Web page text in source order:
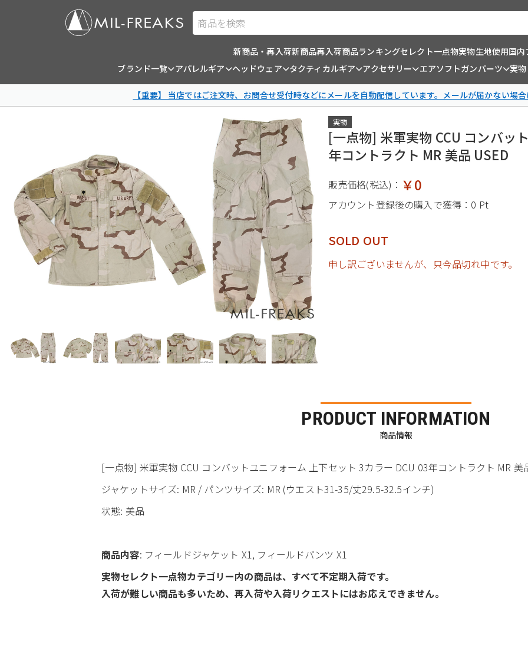
商品を検索
新商品・再入荷新商品再入荷商品ランキングセレクト一点物実物生地使用国内
ブランド一覧
アパレルギア ヘッドウェア タクティカルギア アクセサリー エアソフトガンパーツ 実
【重要】 当店ではご注文時、お問合せ受付時などにメールを自動配信しています。メールが届かない場
実物
[一点物] 米軍実物 CCU コンバッ
年コントラクト MR 美品 USED
販売価格(税込)： ￥0
アカウント登録後の購入で獲得： 0 Pt
SOLD OUT
申し訳ございませんが、只今品切れ中です。
PRODUCT INFORMATION
商品情報
[一点物] 米軍実物 CCU コンバットユニフォーム 上下セット 3カラー DCU 03年コントラクト MR 美
ジャケットサイズ: MR / パンツサイズ: MR (ウエスト31-35/丈29.5-32.5インチ)
状態: 美品
商品内容: フィールドジャケット X1, フィールドパンツ X1
実物セレクト一点物カテゴリー内の商品は、すべて不定期入荷です。
入荷が難しい商品も多いため、再入荷や入荷リクエストにはお応えできません。